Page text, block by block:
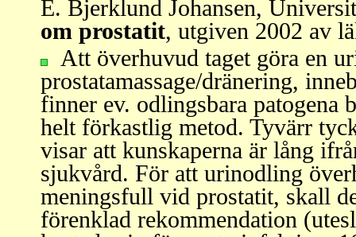
E. Bjerklund Johansen,
om prostatit, utgiven 2002 av
Att överhuvud taget göra en
prostatamassage/dränering,
finner ev. odlingsbara patogena
helt förkastlig metod. Tyvärr
visar att kunskaperna är lång
sjukvård. För att urinodling
meningsfull vid prostatit, skall
förenklad rekommendation